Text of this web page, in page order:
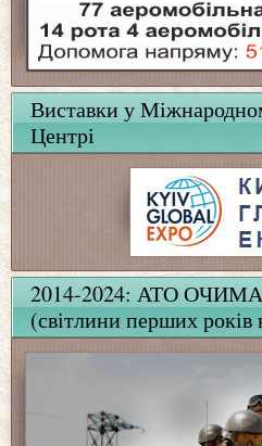
Виставки у
Центрі
2014-2024: АТО
(світлини перших років